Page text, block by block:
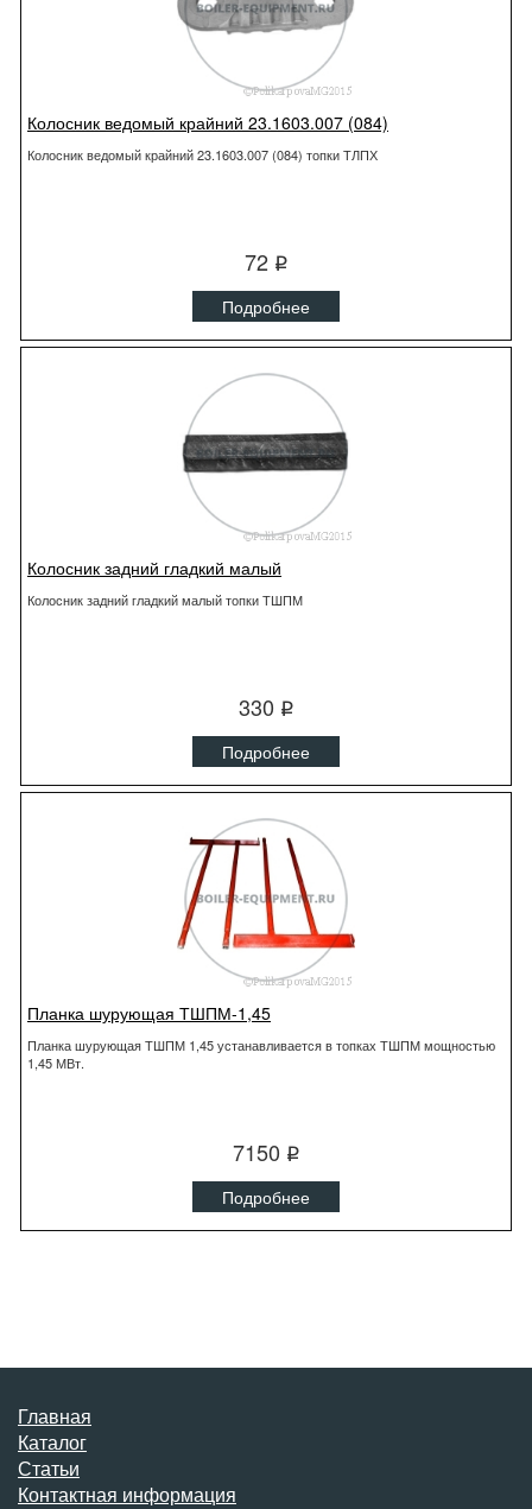
Колосник ведомый крайний 23.1603.007 (084)
Колосник ведомый крайний 23.1603.007 (084) топки ТЛПХ
72 q
Подробнее
Колосник задний гладкий малый
Колосник задний гладкий малый топки ТШПМ
330 q
Подробнее
Планка шурующая ТШПМ-1,45
Планка шурующая ТШПМ 1,45 устанавливается в топках ТШПМ мощностью
1,45 МВт.
7150 q
Подробнее
Главная
Каталог
Статьи
Контактная информация